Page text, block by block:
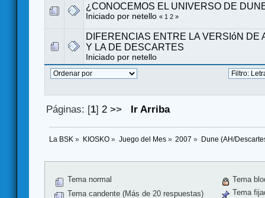
¿CONOCEMOS EL UNIVERSO DE
Iniciado por netello « 1 2 »
DIFERENCIAS ENTRE LA VERSIóN DE
Y LA DE DESCARTES
Iniciado por netello
Páginas: [1] 2 >> Ir Arriba
La BSK » KIOSKO» Juego del Mes» 2007 » Dune (AH/
Tema normal
Tema candente (Más de 20 respuestas)
Tema
Tema